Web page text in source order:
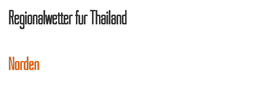
Regionalwetter für Thailand
Norden